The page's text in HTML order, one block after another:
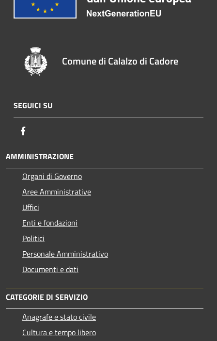
Comune di Calalzo di Cadore
SEGUICI SU
AMMINISTRAZIONE
Organi di Governo
Aree Amministrative
Uffici
Enti e fondazioni
Politici
Personale Amministrativo
Documenti e dati
CATEGORIE DI SERVIZIO
Anagrafe e stato civile
Cultura e tempo libero